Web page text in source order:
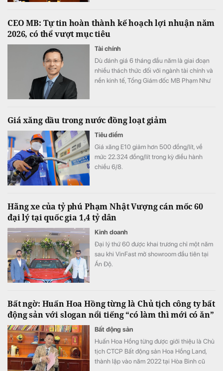
CEO MB: Tự tin hoàn thành kế hoạch lợi nhuận năm
2026, có thể vượt mục tiêu
Tài chính
Dù đánh giá 6 tháng đầu năm là giai đoạn
nhiều thách thức đối với ngành tài chính và
nền kinh tế, Tổng Giám đốc MB Phạm Như
ra.
Giá xăng dầu trong nước đồng loạt giảm
Tiêu điểm
Giá xăng E10 giảm hơn 500 đồng/lít, về
mức 22.324 đồng/lít trong kỳ điều hành
chiều 6/8.
Hãng xe của tỷ phú Phạm Nhật Vượng cán mốc 60
đại lý tại quốc gia 1,4 tỷ dân
Kinh doanh
Đại lý thứ 60 được khai trương chỉ một năm
sau khi VinFast mở showroom đầu tiên tại
Ấn Độ.
Bất ngờ: Huấn Hoa Hồng từng là Chủ tịch công ty bất
động sản với slogan nổi tiếng “có làm thì mới có ăn”
Bất động sản
Huấn Hoa Hồng từng được giới thiệu là Chủ
tịch CTCP Bất động sản Hoa Hồng Land,
thành lập vào năm 2022 tại Hòa Bình cũ